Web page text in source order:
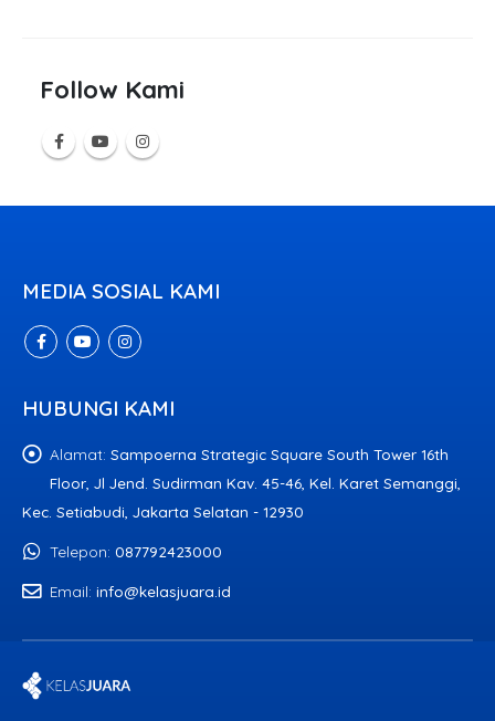
Follow Kami
MEDIA SOSIAL KAMI
HUBUNGI KAMI
Alamat: Sampoerna Strategic Square South Tower 16th
Floor, Jl Jend. Sudirman Kav. 45-46, Kel. Karet Semanggi,
Kec. Setiabudi, Jakarta Selatan - 12930
Telepon: 087792423000
Email: info@kelasjuara.id